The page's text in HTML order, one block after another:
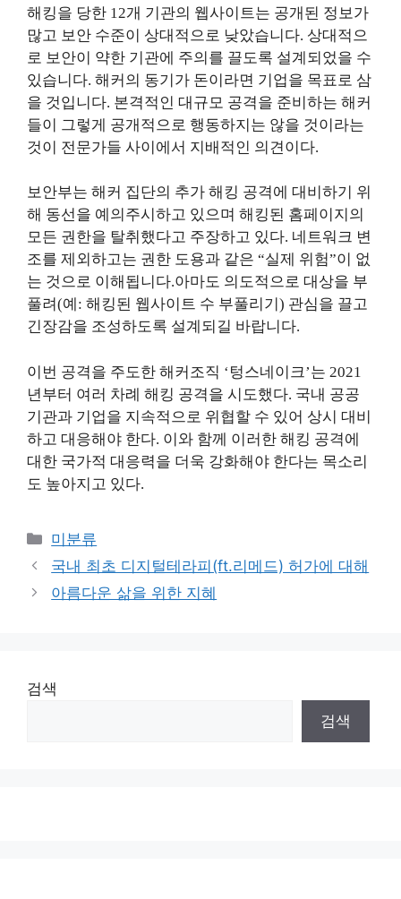
해킹을 당한 12개 기관의 웹사이트는 공개된 정보가
많고 보안 수준이 상대적으로 낮았습니다. 상대적으
로 보안이 약한 기관에 주의를 끌도록 설계되었을 수
있습니다. 해커의 동기가 돈이라면 기업을 목표로 삼
을 것입니다. 본격적인 대규모 공격을 준비하는 해커
들이 그렇게 공개적으로 행동하지는 않을 것이라는
것이 전문가들 사이에서 지배적인 의견이다.
보안부는 해커 집단의 추가 해킹 공격에 대비하기 위
해 동선을 예의주시하고 있으며 해킹된 홈페이지의
모든 권한을 탈취했다고 주장하고 있다. 네트워크 변
조를 제외하고는 권한 도용과 같은 “실제 위험”이 없
는 것으로 이해됩니다.아마도 의도적으로 대상을 부
풀려(예: 해킹된 웹사이트 수 부풀리기) 관심을 끌고
긴장감을 조성하도록 설계되길 바랍니다.
이번 공격을 주도한 해커조직 ‘텅스네이크’는 2021
년부터 여러 차례 해킹 공격을 시도했다. 국내 공공
기관과 기업을 지속적으로 위협할 수 있어 상시 대비
하고 대응해야 한다. 이와 함께 이러한 해킹 공격에
대한 국가적 대응력을 더욱 강화해야 한다는 목소리
도 높아지고 있다.
Categories
미분류
국내 최초 디지털테라피(ft.리메드) 허가에 대해
아름다운 삶을 위한 지혜
검색
검색